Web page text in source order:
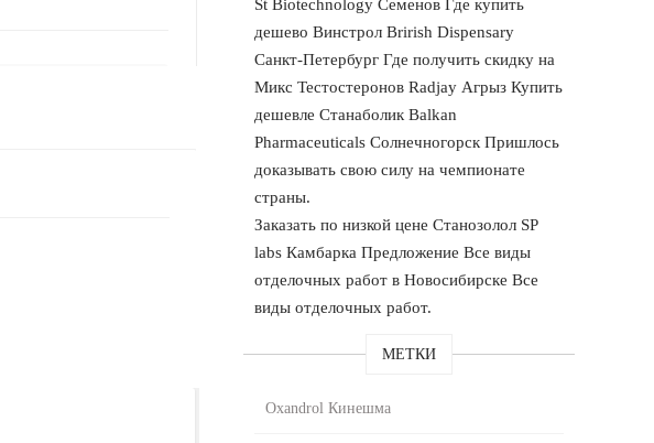
St Biotechnology Семенов Где купить
дешево Винстрол Brirish Dispensary
Санкт-Петербург Где получить скидку на
Микс Тестостеронов Radjay Агрыз Купить
дешевле Станаболик Balkan
Pharmaceuticals Солнечногорск Пришлось
доказывать свою силу на чемпионате
страны.
Заказать по низкой цене Станозолол SP
labs Камбарка Предложение Все виды
отделочных работ в Новосибирске Все
виды отделочных работ.
МЕТКИ
Oxandrol Кинешма